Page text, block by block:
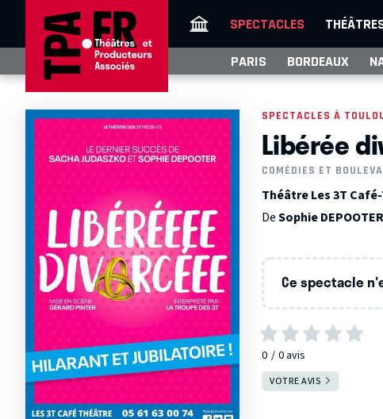
SPECTACLES
PARIS BORDEAUX
SPECTACLES À
Libérée
COMÉDIES ET
Théâtre Les 3T
DeSophie DEPOOTER
Ce spectacle
0 0avis
VOTRE AVIS